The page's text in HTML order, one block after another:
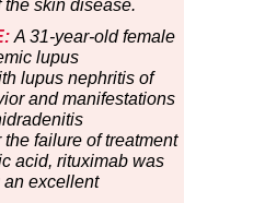
skin disease.
A 31-year-old female
lupus
lupus nephritis of
and manifestations
failure of treatment
acid, rituximab was
excellent